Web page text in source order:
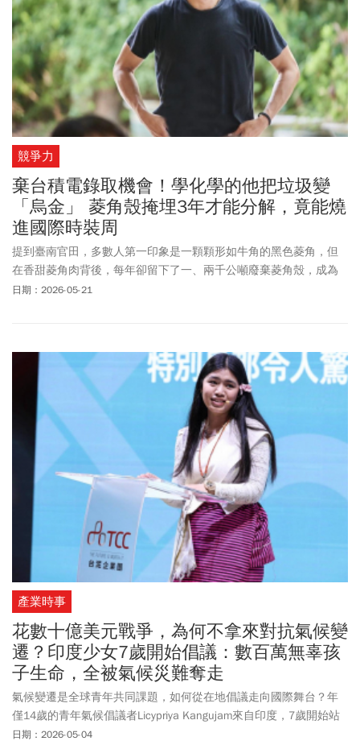
力！」
競爭力
棄台積電錄取機會！學化學的他把垃圾變
「烏金」 菱角殼掩埋3年才能分解，竟能燒
進國際時裝周
提到臺南官田，多數人第一印象是一顆顆形如牛角的黑色菱角，但
在香甜菱角肉背後，每年卻留下了一、兩千公噸廢棄菱角殼，成為
地方沉重負擔。
日期：2026-05-21
產業時事
花數十億美元戰爭，為何不拿來對抗氣候變
遷？印度少女7歲開始倡議：數百萬無辜孩
子生命，全被氣候災難奪走
氣候變遷是全球青年共同課題，如何從在地倡議走向國際舞台？年
僅14歲的青年氣候倡議者Licypriya Kangujam來自印度，7歲開始站
在街頭，抗議政府對氣候變遷和空氣汙染的消極作為。為了擴大行
日期：2026-05-04